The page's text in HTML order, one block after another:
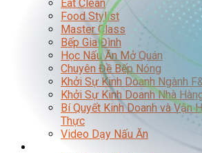
Eat Clean
Food Stylist
Master Class
Bếp Gia Đình
Học Nấu Ăn Mở Quán
Chuyên Đề Bếp Nóng
Khởi Sự Kinh Doanh Ngành
Khởi Sự Kinh Doanh Nhà
Bí Quyết Kinh Doanh và Vận
Thực
Video Dạy Nấu Ăn